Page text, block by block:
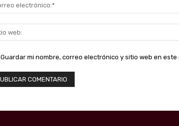
Guardar mi nombre, correo electrónico y sitio web en